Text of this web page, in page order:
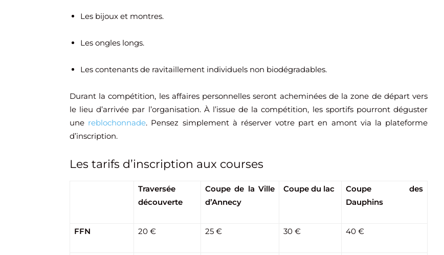
Les bijoux et montres.
Les ongles longs.
Les contenants de ravitaillement individuels non biodégradables.
Durant la compétition, les affaires personnelles seront acheminées de la zone de départ vers
le lieu d’arrivée par l’organisation. À l’issue de la compétition, les sportifs pourront déguster
une reblochonnade. Pensez simplement à réserver votre part en amont via la plateforme
d’inscription.
Les tarifs d’inscription aux courses
Traversée
découverte
Coupe de la Ville
d’Annecy
Coupe du lac
Coupe des
Dauphins
FFN 20 € 25 € 30 € 40 €